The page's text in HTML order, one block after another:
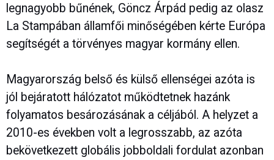
legnagyobb bűnének, Göncz Árpád pedig az olasz
La Stampában államfői minőségében kérte Európa
segítségét a törvényes magyar kormány ellen.
Magyarország belső és külső ellenségei azóta is
jól bejáratott hálózatot működtetnek hazánk
folyamatos besározásának a céljából. A helyzet a
2010-es években volt a legrosszabb, az azóta
bekövetkezett globális jobboldali fordulat azonban